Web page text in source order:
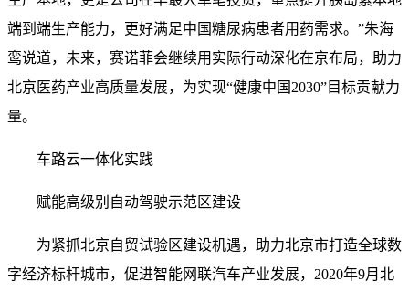
端到端生产能力，更好满足中国糖尿病患者用药需求。”朱海
鸾说道，未来，赛诺菲会继续用实际行动深化在京布局，助力
北京医药产业高质量发展，为实现“健康中国2030”目标贡献力
量。
车路云一体化实践
赋能高级别自动驾驶示范区建设
为紧抓北京自贸试验区建设机遇，助力北京市打造全球数
字经济标杆城市，促进智能网联汽车产业发展，2020年9月北